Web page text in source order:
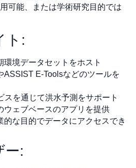
可能、または学術研究目的では
ト:
環境データセットをホスト
ASSIST E-Toolsなどのツールを
スを通じて洪水予測をサポート
ウェブベースのアプリを提供
的な目的でデータにアクセスでき
ー: